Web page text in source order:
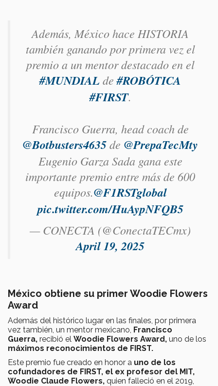
Además, México hace HISTORIA
también ganando por primera vez el
premio a un mentor destacado en el
#MUNDIAL de#ROBÓTICA
#FIRST.
Francisco Guerra, head coach de
@Botbusters4635de @PrepaTecMty
Eugenio Garza Sada gana este
importante premio entre más de 600
equipos.@F1RSTglobal
pic.twitter.com/HuAypNFQB5
— CONECTA (@ConectaTECmx)
April 19, 2025
México obtiene su primer Woodie Flowers
Award
Además del histórico lugar en las finales, por primera
vez también, un mentor mexicano, Francisco
Guerra, recibió el Woodie Flowers Award, uno de los
máximos reconocimientos de FIRST.
Este premio fue creado en honor a uno de los
cofundadores de FIRST, el ex profesor del MIT,
Woodie Claude Flowers, quien falleció en el 2019,